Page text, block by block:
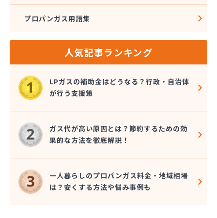
有限会社藤商
プロパンガス用語集
人気記事ランキング
LPガスの補助金はどうなる？行政・自治体
が行う支援策
ガス代が高い原因とは？節約するための効
果的な方法を徹底解説！
一人暮らしのプロパンガス料金・地域相場
は？安くする方法や悩み事例も